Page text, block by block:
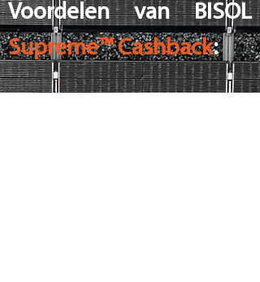
Voordelen van BISOL
Supreme™ Cashback: